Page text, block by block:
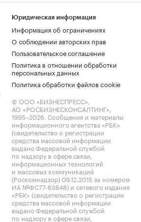
Юридическая информация
Информация об ограничениях
О соблюдении авторских прав
Пользовательское соглашение
Политика в отношении обработки
персональных данных
Политика обработки файлов cookie
© ООО «БИЗНЕСПРЕСС»,
АО «РОСБИЗНЕСКОНСАЛТИНГ»,
1995–2026. Сообщения и материалы
информационного агентства «РБК»
(свидетельство о регистрации
средства массовой информации
выдано Федеральной службой
по надзору в сфере связи,
информационных технологий
и массовых коммуникаций
(Роскомнадзор) 09.12.2015 за номером
ИА №ФС77-63848) и сетевого издания
«РБК» (свидетельство о регистрации
средства массовой информации
выдано Федеральной службой
по надзору в сфере связи,